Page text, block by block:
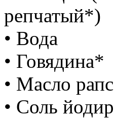
репчатый*)
• Вода
• Говядина*
• Масло
• Соль